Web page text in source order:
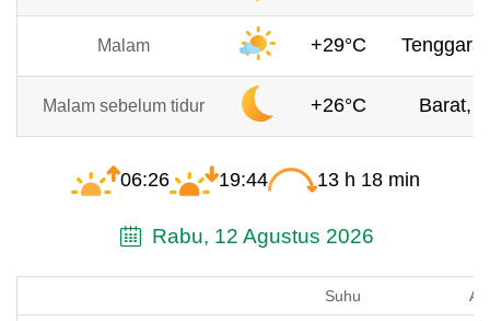
Malam +29°C
Malam sebelum tidur +26°C Barat,
06:26 19:44 13 h 18 min
Rabu, 12 Agustus 2026
Suhu